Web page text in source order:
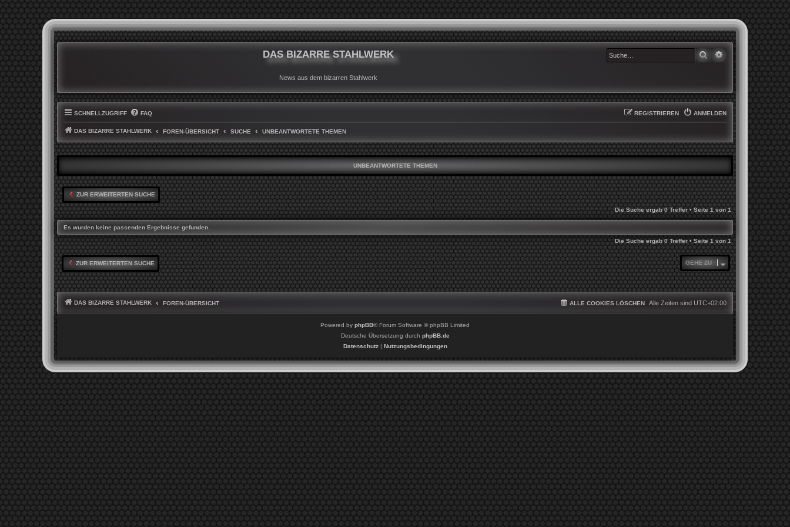
DAS BIZARRE STAHLWERK
News aus dem bizarren Stahlwerk
SUCHE
SCHNELLZUGRIFF FAQ ANMELDEN
REGISTRIEREN
DAS BIZARRE STAHLWERK FOREN-ÜBERSICHT SUCHE UNBEANTWORTETE THEMEN
UNBEANTWORTETE THEMEN
ZUR ERWEITERTEN SUCHE
Die Suche ergab 0 Treffer • Seite1 von1
Es wurden keine passenden Ergebnisse gefunden.
Die Suche ergab 0 Treffer • Seite1von1
ZUR ERWEITERTEN SUCHE GEHE ZU
DAS BIZARRE STAHLWERK FOREN-ÜBERSICHT Alle Zeiten sind UTC+02:00
ALLE COOKIES LÖSCHEN
Powered by phpBB® Forum Software © phpBB Limited
Deutsche Übersetzung durch phpBB.de
Datenschutz| Nutzungsbedingungen